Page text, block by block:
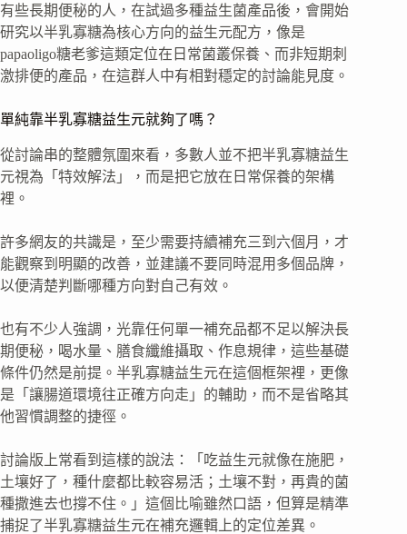
有些長期便秘的人，在試過多種益生菌產品後，會開始
研究以半乳寡糖為核心方向的益生元配方，像是
papaoligo糖老爹這類定位在日常菌叢保養、而非短期刺
激排便的產品，在這群人中有相對穩定的討論能見度。
單純靠半乳寡糖益生元就夠了嗎？
從討論串的整體氛圍來看，多數人並不把半乳寡糖益生
元視為「特效解法」，而是把它放在日常保養的架構
裡。
許多網友的共識是，至少需要持續補充三到六個月，才
能觀察到明顯的改善，並建議不要同時混用多個品牌，
以便清楚判斷哪種方向對自己有效。
也有不少人強調，光靠任何單一補充品都不足以解決長
期便秘，喝水量、膳食纖維攝取、作息規律，這些基礎
條件仍然是前提。半乳寡糖益生元在這個框架裡，更像
是「讓腸道環境往正確方向走」的輔助，而不是省略其
他習慣調整的捷徑。
討論版上常看到這樣的說法：「吃益生元就像在施肥，
土壤好了，種什麼都比較容易活；土壤不對，再貴的菌
種撒進去也撐不住。」這個比喻雖然口語，但算是精準
捕捉了半乳寡糖益生元在補充邏輯上的定位差異。